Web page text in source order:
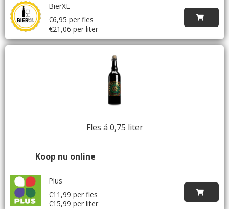
BierXL
€6,95 per fles
€21,06 per liter
Fles á 0,75 liter
Koop nu online
Plus
€11,99 per fles
€15,99 per liter